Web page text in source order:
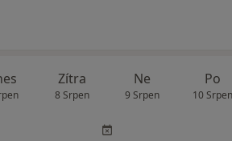
Zítra
8 Srpen
Ne
9 Srpen
Po
10 Srpen